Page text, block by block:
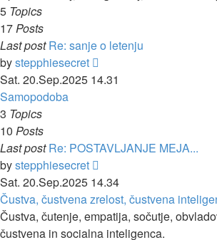
5 Topics
17Posts
Last post Re: sanje o letenju
bystepphiesecret
the
Sat. 20.Sep.2025 14.31
Samopodoba
3 Topics
10 Posts
Last post Re: POSTAVLJANJE MEJA...
bystepphiesecret
the
latest
post
Sat. 20.Sep.2025 14.34
Čustva, čustvena zrelost, čustvena
Čustva, čutenje, empatija, sočutje,
čustvena in socialna inteligenca.